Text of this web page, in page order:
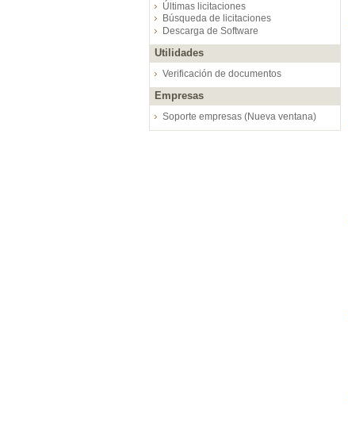
Últimas licitaciones
Búsqueda de licitaciones
Descarga de Software
Utilidades
Verificación de documentos
Empresas
Soporte empresas (Nueva ventana)